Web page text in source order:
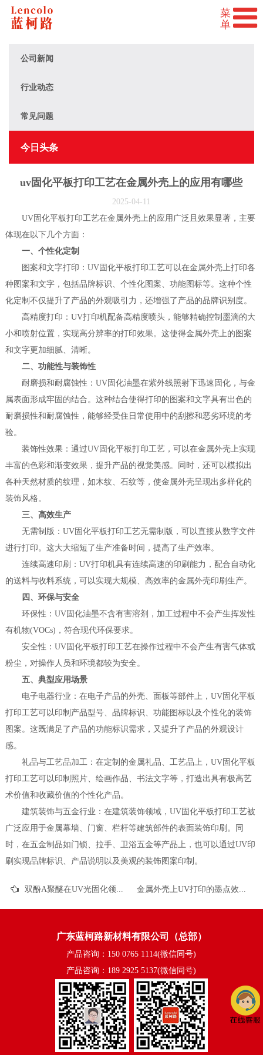
公司新闻
行业动态
常见问题
今日头条
uv固化平板打印工艺在金属外壳上的应用有哪些
2025-04-11
UV固化平板打印工艺在金属外壳上的应用广泛且效果显著，主要
体现在以下几个方面：
一、个性化定制
‌图案和文字打印‌：UV固化平板打印工艺可以在金属外壳上打印各
种图案和文字，包括品牌标识、个性化图案、功能图标等。这种个性
化定制不仅提升了产品的外观吸引力，还增强了产品的品牌识别度。
‌高精度打印‌：UV打印机配备高精度喷头，能够精确控制墨滴的大
小和喷射位置，实现高分辨率的打印效果。这使得金属外壳上的图案
和文字更加细腻、清晰。
二、功能性与装饰性
‌耐磨损和耐腐蚀性‌：UV固化油墨在紫外线照射下迅速固化，与金
属表面形成牢固的结合。这种结合使得打印的图案和文字具有出色的
耐磨损性和耐腐蚀性，能够经受住日常使用中的刮擦和恶劣环境的考
验。
‌装饰性效果‌：通过UV固化平板打印工艺，可以在金属外壳上实现
丰富的色彩和渐变效果，提升产品的视觉美感。同时，还可以模拟出
各种天然材质的纹理，如木纹、石纹等，使金属外壳呈现出多样化的
装饰风格。
三、高效生产
‌无需制版‌：UV固化平板打印工艺无需制版，可以直接从数字文件
进行打印。这大大缩短了生产准备时间，提高了生产效率。
‌连续高速印刷‌：UV打印机具有连续高速的印刷能力，配合自动化
的送料与收料系统，可以实现大规模、高效率的金属外壳印刷生产。
四、环保与安全
‌环保性‌：UV固化油墨不含有害溶剂，加工过程中不会产生挥发性
有机物(VOCs)，符合现代环保要求。
‌安全性‌：UV固化平板打印工艺在操作过程中不会产生有害气体或
粉尘，对操作人员和环境都较为安全。
五、典型应用场景
‌电子电器行业‌：在电子产品的外壳、面板等部件上，UV固化平板
打印工艺可以印制产品型号、品牌标识、功能图标以及个性化的装饰
图案。这既满足了产品的功能标识需求，又提升了产品的外观设计
感。
‌礼品与工艺品加工‌：在定制的金属礼品、工艺品上，UV固化平板
打印工艺可以印制照片、绘画作品、书法文字等，打造出具有极高艺
术价值和收藏价值的个性化产品。
‌建筑装饰与五金行业‌：在建筑装饰领域，UV固化平板打印工艺被
广泛应用于金属幕墙、门窗、栏杆等建筑部件的表面装饰印刷。同
时，在五金制品如门锁、拉手、卫浴五金等产品上，也可以通过UV印
刷实现品牌标识、产品说明以及美观的装饰图案印制。
广东蓝柯路新材料有限公司（总部）
产品咨询：150 0765 1114(微信同号)
产品咨询：189 2925 5137(微信同号)